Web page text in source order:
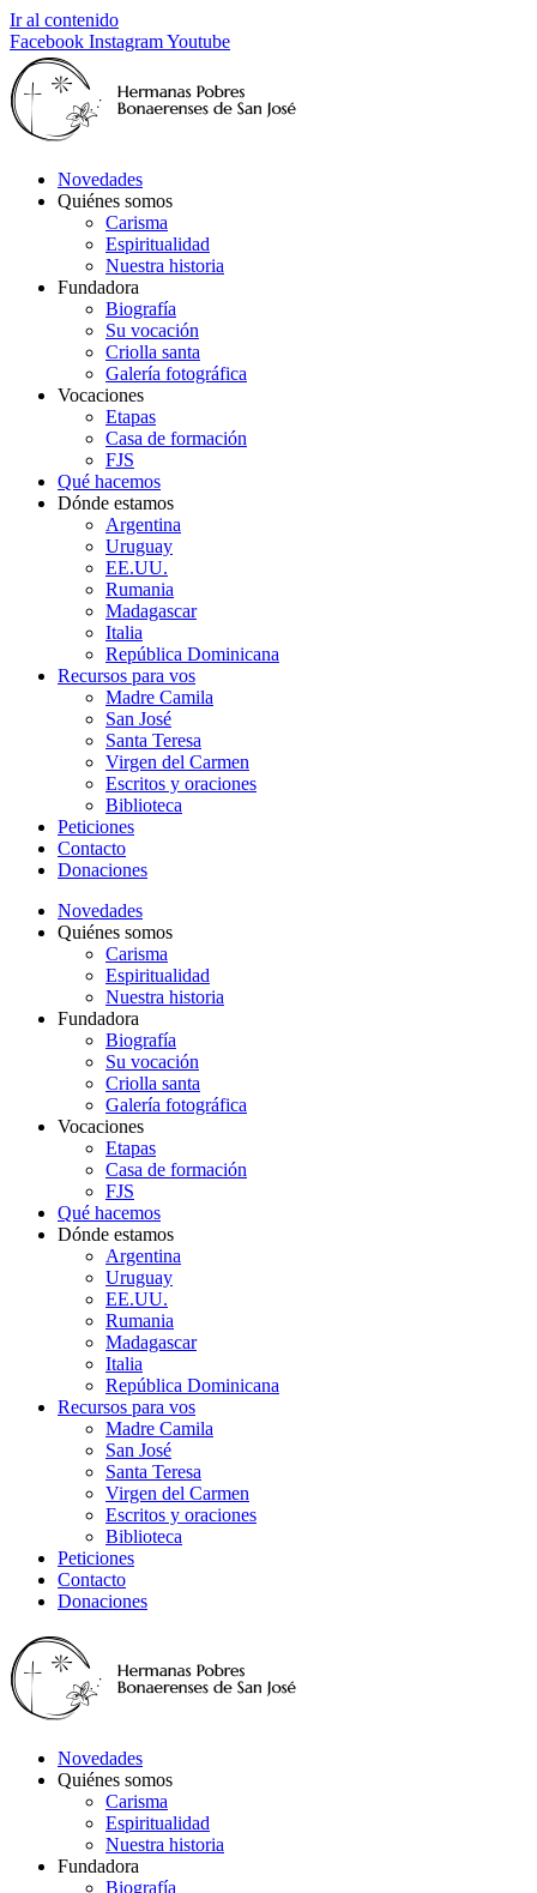
Ir al contenido
Facebook InstagramYoutube
Novedades
Quiénes somos
Carisma
Espiritualidad
Nuestra historia
Fundadora
Biografía
Su vocación
Criolla santa
Galería fotográfica
Vocaciones
Etapas
Casa de formación
FJS
Qué hacemos
Dónde estamos
Argentina
Uruguay
EE.UU.
Rumania
Madagascar
Italia
República Dominicana
Recursos para vos
Madre Camila
San José
Santa Teresa
Virgen del Carmen
Escritos y oraciones
Biblioteca
Peticiones
Contacto
Donaciones
Novedades
Quiénes somos
Carisma
Espiritualidad
Nuestra historia
Fundadora
Biografía
Su vocación
Criolla santa
Galería fotográfica
Vocaciones
Etapas
Casa de formación
FJS
Qué hacemos
Dónde estamos
Argentina
Uruguay
EE.UU.
Rumania
Madagascar
Italia
República Dominicana
Recursos para vos
Madre Camila
San José
Santa Teresa
Virgen del Carmen
Escritos y oraciones
Biblioteca
Peticiones
Contacto
Donaciones
Novedades
Quiénes somos
Carisma
Espiritualidad
Nuestra historia
Fundadora
Biografía